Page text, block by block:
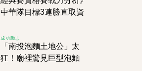
中華隊目標3連勝直取資
容小覷 南非奮力一搏
成功勵志
「南投泡麵土地公」太
狂！廟裡驚見巨型泡麵